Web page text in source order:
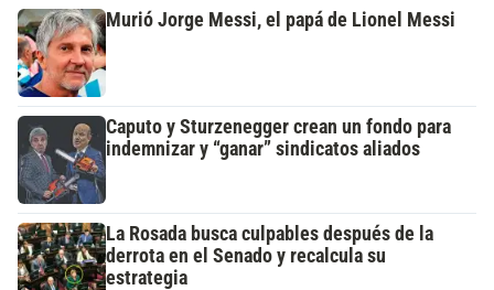
Murió Jorge Messi, el papá de Lionel Messi
Caputo y Sturzenegger crean un fondo para
indemnizar y “ganar” sindicatos aliados
La Rosada busca culpables después de la
derrota en el Senado y recalcula su
estrategia